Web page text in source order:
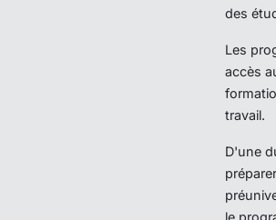
des
Les
accès
travail.
D'une
le